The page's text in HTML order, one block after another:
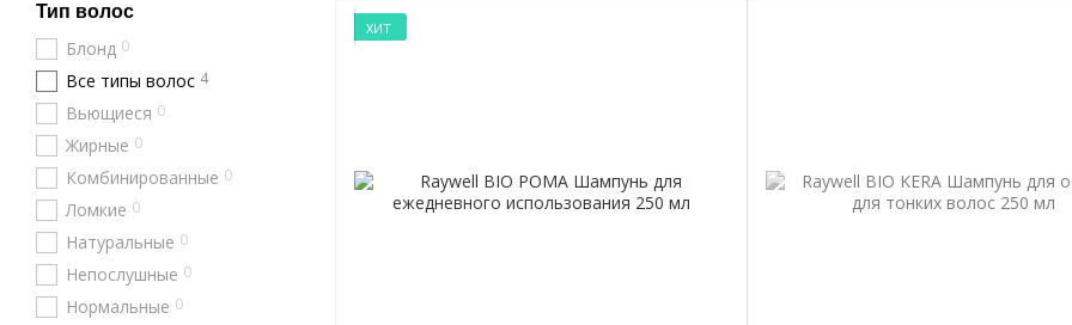
ХИТ
Тип волос
Блонд 0
Все типы волос 4
Вьющиеся 0
Жирные 0
Комбинированные 0
Ломкие 0
Натуральные 0
Непослушные 0
Нормальные 0